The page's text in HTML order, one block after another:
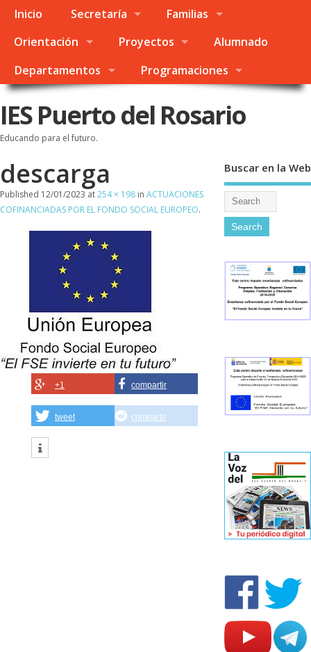
Inicio Secretaría
Familias
Orientación
Proyectos
Alumnado
Departamentos
Programaciones
IES Puerto del Rosario
Educando para el futuro.
descarga
Published 12/01/2023 at254 × 198 in ACTUACIONES
COFINANCIADAS POR EL FONDO SOCIAL EUROPEO.
+1 compartir
tweet compartir
Buscar en la Web